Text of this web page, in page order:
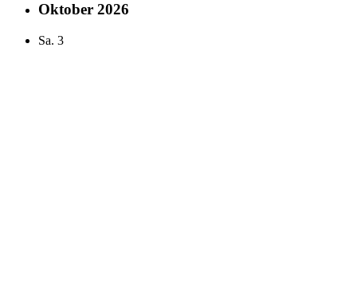
Oktober 2026
Sa. 3